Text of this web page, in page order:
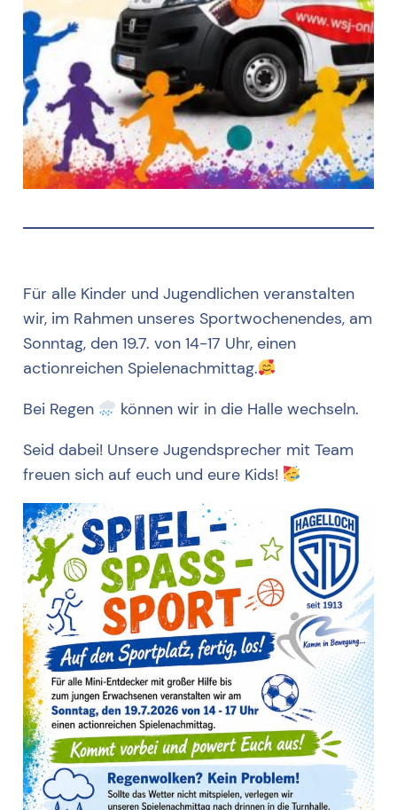
Für alle Kinder und Jugendlichen veranstalten
wir, im Rahmen unseres Sportwochenendes, am
Sonntag, den 19.7. von 14-17 Uhr, einen
actionreichen Spielenachmittag.
Bei Regen
können wir in die Halle wechseln.
Seid dabei! Unsere Jugendsprecher mit Team
freuen sich auf euch und eure Kids!